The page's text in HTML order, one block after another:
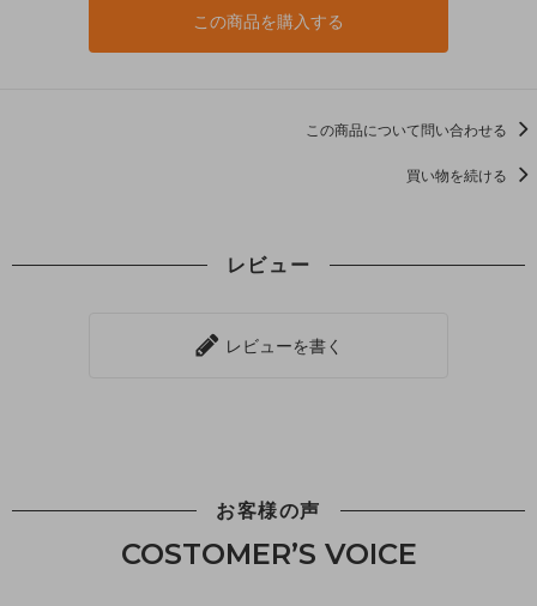
この商品を購入する
この商品について問い合わせる
買い物を続ける
レビュー
レビューを書く
お客様の声
COSTOMER’S VOICE